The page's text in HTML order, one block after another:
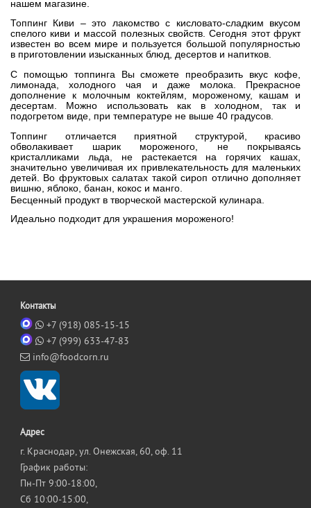
нашем магазине.
Топпинг Киви – это лакомство с кисловато-сладким вкусом
спелого киви и массой полезных свойств. Сегодня этот фрукт
известен во всем мире и пользуется большой популярностью
в приготовлении изысканных блюд, десертов и напитков.
С помощью топпинга Вы сможете преобразить вкус кофе,
лимонада, холодного чая и даже молока. Прекрасное
дополнение к молочным коктейлям, мороженому, кашам и
десертам. Можно использовать как в холодном, так и
подогретом виде, при температуре не выше 40 градусов.
Топпинг отличается приятной структурой, красиво
обволакивает шарик мороженого, не покрываясь
кристалликами льда, не растекается на горячих кашах,
значительно увеличивая их привлекательность для маленьких
детей. Во фруктовых салатах такой сироп отлично дополняет
вишню, яблоко, банан, кокос и манго.
Бесценный продукт в творческой мастерской кулинара.
Идеально подходит для украшения мороженого!
Контакты
+7 (918) 085-15-15
+7 (999) 633-47-83
info@foodcorn.ru
Адрес
г. Краснодар, ул. Онежская, 60, оф. 11
График работы:
Пн-Пт 9:00-18:00,
Сб 10:00-15:00,